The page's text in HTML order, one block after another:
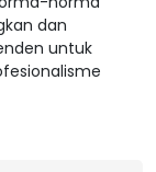
dan
untuk